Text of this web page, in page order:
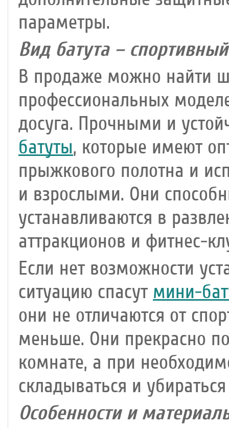
параметры.
Вид батута –
В продаже можно найти
профессиональных
досуга. Прочными и
батуты, которые имеют
прыжкового полотна и
и взрослыми. Они
устанавливаются в
аттракционов и фитнес-
Если нет возможности
ситуацию спасут мини-
они не отличаются от
меньше. Они прекрасно
комнате, а при
складываться и
Особенности и